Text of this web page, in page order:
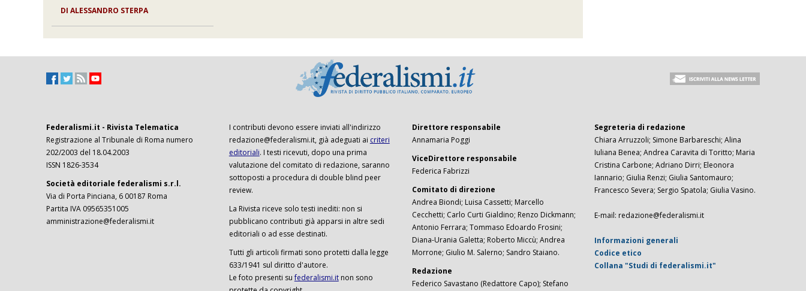
DIALESSANDRO STERPA
Federalismi.it - Rivista Telematica
Registrazione al Tribunale di Roma numero
202/2003 del 18.04.2003
ISSN 1826-3534
Società editoriale federalismi s.r.l.
Via di Porta Pinciana, 6 00187 Roma
Partita IVA 09565351005
amministrazione@federalismi.it
I contributi devono essere inviati all'indirizzo
redazione@federalismi.it, già adeguati ai criteri
editoriali. I testi ricevuti, dopo una prima
valutazione del comitato di redazione, saranno
sottoposti a procedura di double blind peer
review.
La Rivista riceve solo testi inediti: non si
pubblicano contributi già apparsi in altre sedi
editoriali o ad esse destinati.
Tutti gli articoli firmati sono protetti dalla legge
633/1941 sul diritto d'autore.
Le foto presenti sufederalismi.itnon sono
Direttore responsabile
Annamaria Poggi
ViceDirettore responsabile
Federica Fabrizzi
Comitato di direzione
Andrea Biondi; Luisa Cassetti; Marcello
Cecchetti; Carlo Curti Gialdino; Renzo Dickmann;
Antonio Ferrara; Tommaso Edoardo Frosini;
Diana-Urania Galetta; Roberto Miccù; Andrea
Morrone; Giulio M. Salerno; Sandro Staiano.
Redazione
Federico Savastano (Redattore Capo); Stefano
Segreteria di redazione
Chiara Arruzzoli; Simone Barbareschi; Alina
Iuliana Benea; Andrea Caravita di Toritto; Maria
Cristina Carbone; Adriano Dirri; Eleonora
Iannario; Giulia Renzi; Giulia Santomauro;
Francesco Severa; Sergio Spatola; Giulia Vasino.
E-mail: redazione@federalismi.it
Informazioni generali
Codice etico
Collana "Studi di federalismi.it"